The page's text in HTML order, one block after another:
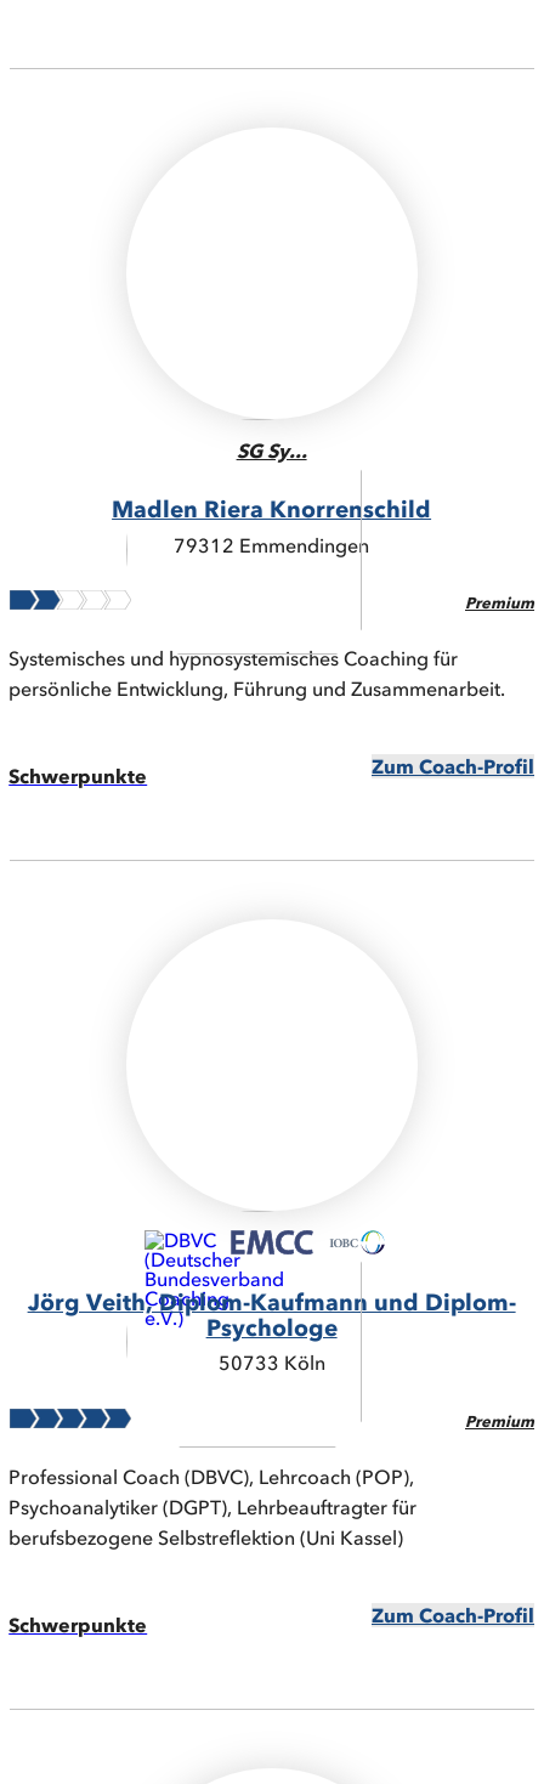
SG Sy...
Madlen Riera Knorrenschild
79312 Emmendingen
Premium
Systemisches und hypnosystemisches Coaching für
persönliche Entwicklung, Führung und Zusammenarbeit.
Schwerpunkte Zum Coach-Profil
Jörg Veith, Diplom-Kaufmann und Diplom-
Psychologe
50733 Köln
Premium
Professional Coach (DBVC), Lehrcoach (POP),
Psychoanalytiker (DGPT), Lehrbeauftragter für
berufsbezogene Selbstreflektion (Uni Kassel)
Schwerpunkte Zum Coach-Profil